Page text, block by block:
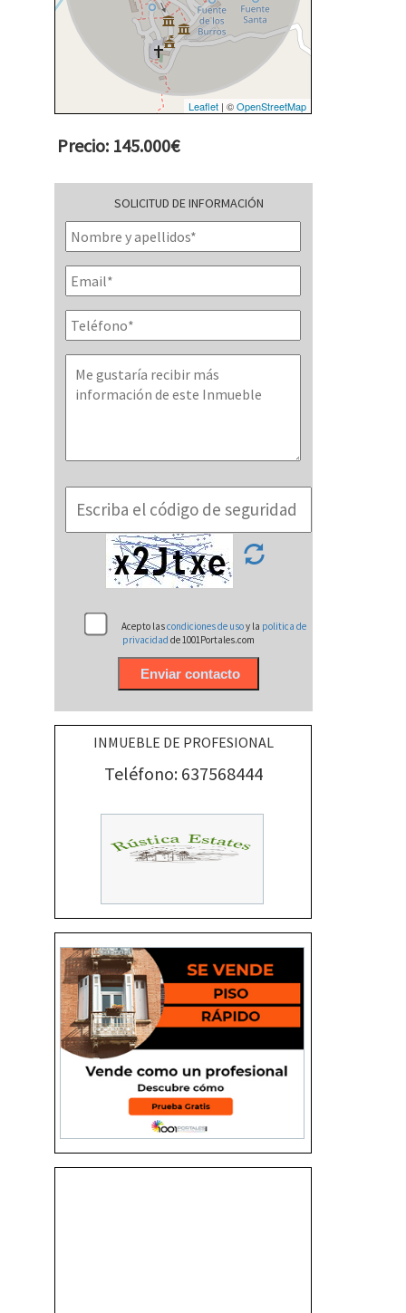
Leaflet | ©OpenStreetMap
Precio: 145.000€
SOLICITUD DE INFORMACIÓN
Acepto lascondiciones de usoy la politica de
privacidadde 1001Portales.com
INMUEBLE DE PROFESIONAL
Teléfono: 637568444